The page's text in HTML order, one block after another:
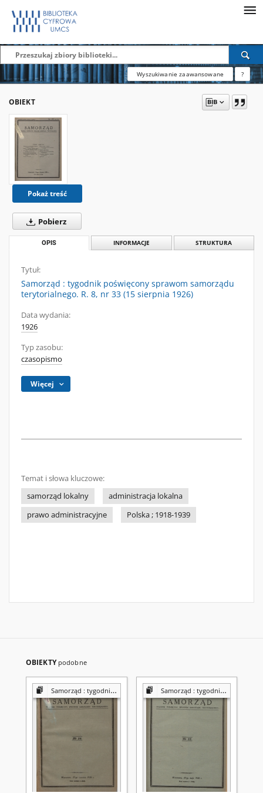
Wyszukiwanie zaawansowane ?
OBIEKT
Pokaż treść
Pobierz
OPIS INFORMACJE STRUKTURA
Tytuł:
Samorząd : tygodnik poświęcony sprawom samorządu
terytorialnego. R. 8, nr 33 (15 sierpnia 1926)
Data wydania:
1926
Typ zasobu:
czasopismo
Więcej
Temat i słowa kluczowe:
samorząd lokalny
administracja lokalna
prawo administracyjne
Polska ; 1918-1939
OBIEKTY podobne
Samorząd : tygodnik Związku Sejmików Pow. Rz. Polskiej Samorząd : tygodnik Związku Sejmików Pow. Rz. Polskiej